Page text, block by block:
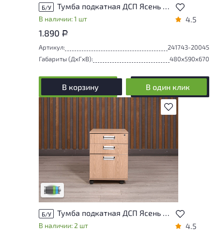
Б/У Тумба подкатная ДСП Ясень шимо Россия
В наличии: 1 шт 4.5
1.890 Р
Артикул:
241743-20045
Габариты (ДxГxВ):
480x590x670
В корзину В один клик
В избранное
Товар представлен с низкими степенями
износа. От состояния, приближенного к
новому, до незначительных следов
эксплуатации. Подробнее об износе в
разделе характеристики.
Низкая степень износа
Б/У Тумба подкатная ДСП Ясень шимо Россия
В наличии: 2 шт 4.5